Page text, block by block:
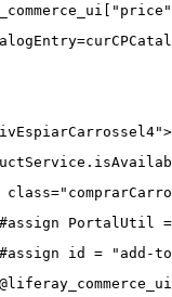
PortalUtil
id = "add-